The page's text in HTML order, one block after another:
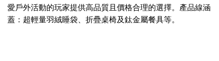
愛戶外活動的玩家提供高品質且價格合理的選擇。產品線涵
蓋：超輕量羽絨睡袋、折疊桌椅及鈦金屬餐具等。